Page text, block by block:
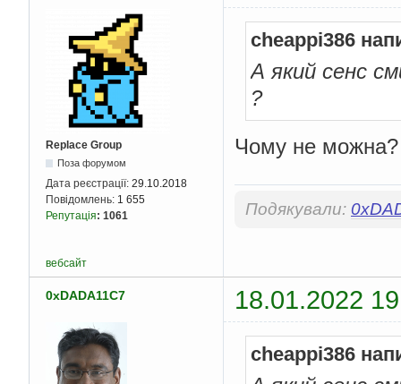
Replace Group
Поза форумом
Дата реєстрації: 29.10.2018
Повідомлень: 1 655
Репутація: 1061
cheappi386
А який сенс
?
Чому не
Подякували:
вебсайт
0xDADA11C7 18.01.2022
cheappi386